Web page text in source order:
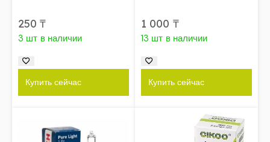
250₸
3 шт в наличии
Купить сейчас
1 000 ₸
13 шт в наличии
Купить сейчас